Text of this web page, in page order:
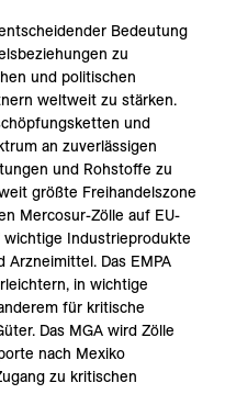
Bedeutung
zu
und politischen
weltweit zu stärken.
und
an zuverlässigen
und Rohstoffe zu
größte Freihandelszone
Mercosur-Zölle auf EU-
Industrieprodukte
Das EMPA
in wichtige
für kritische
Das MGA wird Zölle
nach Mexiko
zu kritischen